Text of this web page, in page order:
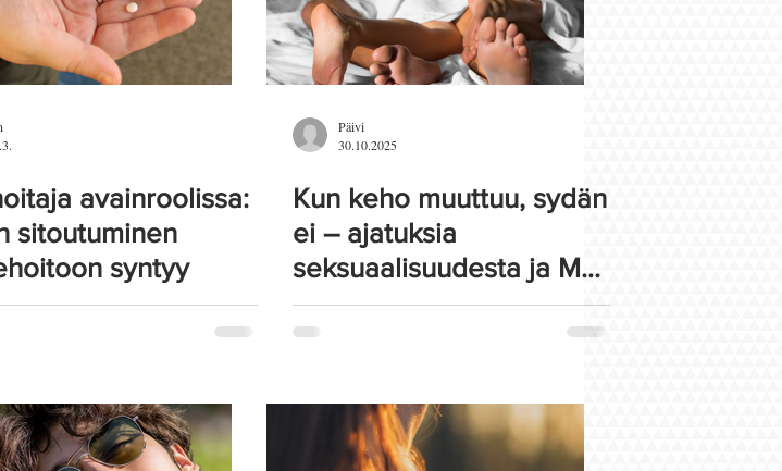
avainroolissa:
sitoutuminen
syntyy
Päivi
30.10.2025
Kun keho muuttuu, sydän
ei – ajatuksia
seksuaalisuudesta ja MS-
taudista